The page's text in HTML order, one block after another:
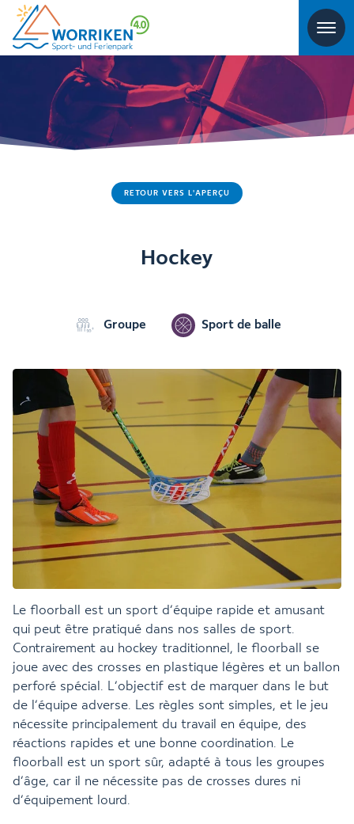
RETOUR VERS L'APERÇU
Hockey
Groupe Sport de balle
Le floorball est un sport d’équipe rapide et amusant
qui peut être pratiqué dans nos salles de sport.
Contrairement au hockey traditionnel, le floorball se
joue avec des crosses en plastique légères et un ballon
perforé spécial. L’objectif est de marquer dans le but
de l’équipe adverse. Les règles sont simples, et le jeu
nécessite principalement du travail en équipe, des
réactions rapides et une bonne coordination. Le
floorball est un sport sûr, adapté à tous les groupes
d’âge, car il ne nécessite pas de crosses dures ni
d’équipement lourd.